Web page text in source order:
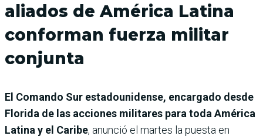
aliados de América Latina
conforman fuerza militar
conjunta
El Comando Sur estadounidense, encargado desde
Florida de las acciones militares para toda América
Latina y el Caribe, anunció el martes la puesta en